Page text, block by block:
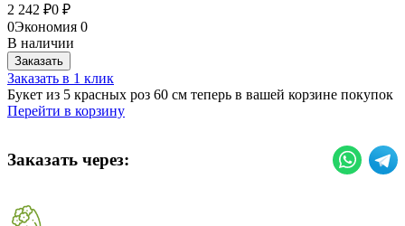
2 242 ₽0 ₽
0Экономия 0
В наличии
Заказать
Заказать в 1 клик
Букет из 5 красных роз 60 см теперь в вашей корзине покупок
Перейти в корзину
Заказать через: